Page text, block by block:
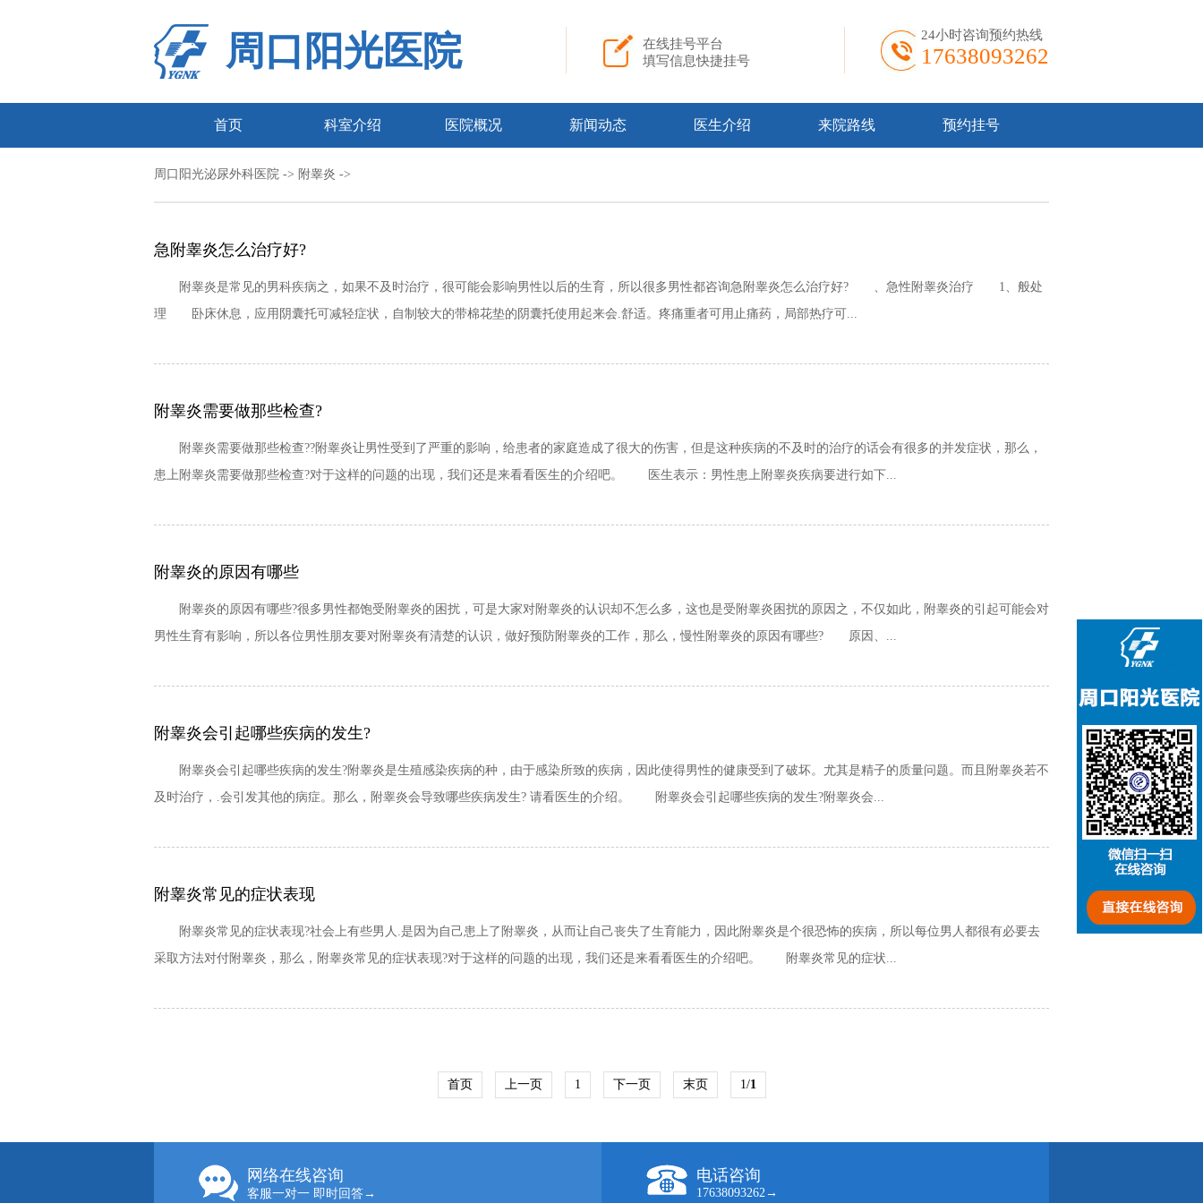
周口阳光医院
在线挂号平台
填写信息快捷挂号
24小时咨询预约热线
17638093262
首页 科室介绍 医院概况 新闻动态 医生介绍 来院路线 预约挂号
周口阳光泌尿外科医院 -> 附睾炎 ->
急附睾炎怎么治疗好?
附睾炎是常见的男科疾病之，如果不及时治疗，很可能会影响男性以后的生育，所以很多男性都咨询急附睾炎怎么治疗好? 、急性附睾炎治疗 1、般处
理 卧床休息，应用阴囊托可减轻症状，自制较大的带棉花垫的阴囊托使用起来会.舒适。疼痛重者可用止痛药，局部热疗可...
附睾炎需要做那些检查?
附睾炎需要做那些检查??附睾炎让男性受到了严重的影响，给患者的家庭造成了很大的伤害，但是这种疾病的不及时的治疗的话会有很多的并发症状，那么，
患上附睾炎需要做那些检查?对于这样的问题的出现，我们还是来看看医生的介绍吧。 医生表示：男性患上附睾炎疾病要进行如下...
附睾炎的原因有哪些
附睾炎的原因有哪些?很多男性都饱受附睾炎的困扰，可是大家对附睾炎的认识却不怎么多，这也是受附睾炎困扰的原因之，不仅如此，附睾炎的引起可能会对
男性生育有影响，所以各位男性朋友要对附睾炎有清楚的认识，做好预防附睾炎的工作，那么，慢性附睾炎的原因有哪些? 原因、...
附睾炎会引起哪些疾病的发生?
附睾炎会引起哪些疾病的发生?附睾炎是生殖感染疾病的种，由于感染所致的疾病，因此使得男性的健康受到了破坏。尤其是精子的质量问题。而且附睾炎若不
及时治疗，.会引发其他的病症。那么，附睾炎会导致哪些疾病发生? 请看医生的介绍。 附睾炎会引起哪些疾病的发生?附睾炎会...
附睾炎常见的症状表现
附睾炎常见的症状表现?社会上有些男人.是因为自己患上了附睾炎，从而让自己丧失了生育能力，因此附睾炎是个很恐怖的疾病，所以每位男人都很有必要去
采取方法对付附睾炎，那么，附睾炎常见的症状表现?对于这样的问题的出现，我们还是来看看医生的介绍吧。 附睾炎常见的症状...
首页 上一页 1 下一页 末页 1/1
网络在线咨询
客服一对一 即时回答→
电话咨询
17638093262→